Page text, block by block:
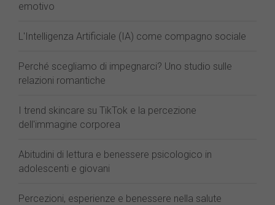
emotivo
L'Intelligenza Artificiale (IA) come compagno sociale
Perché scegliamo di impegnarci? Uno studio sulle
relazioni romantiche
I trend skincare su TikTok e la percezione
dell'immagine corporea
Abitudini di lettura e benessere psicologico in
adolescenti e giovani
Percezioni, esperienze e benessere nella salute